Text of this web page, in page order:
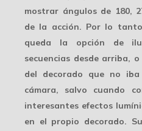
mostrar ángulos de 180,
de la acción. Por lo
queda la opción de
secuencias desde arriba,
del decorado que no
cámara, salvo cuando
interesantes efectos
en el propio decorado.